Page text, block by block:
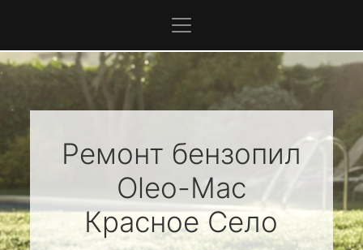
Ремонт бензопил
Oleo-Mac
Красное Село